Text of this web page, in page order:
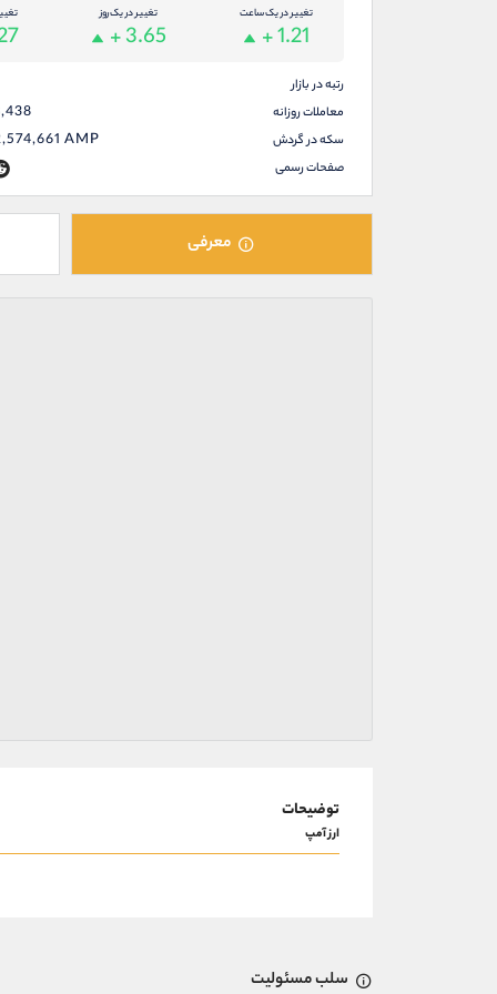
تغییر در یک ساعت
+ 1.21
تغییر در یک روز
+ 3.65
رتبه در بازار
معاملات روزانه
سکه در گردش AMP
صفحات رسمی
معرفی
توضیحات
ارز آمپ
سلب مسئولیت